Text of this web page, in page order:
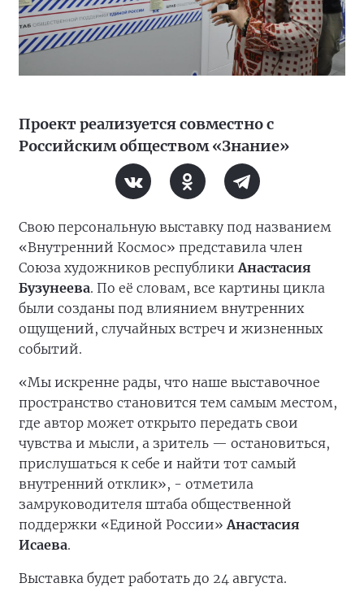
Проект реализуется совместно с
Российским обществом «Знание»
Свою персональную выставку под названием
«Внутренний Космос» представила член
Союза художников республики Анастасия
Бузунеева. По её словам, все картины цикла
были созданы под влиянием внутренних
ощущений, случайных встреч и жизненных
событий.
«Мы искренне рады, что наше выставочное
пространство становится тем самым местом,
где автор может открыто передать свои
чувства и мысли, а зритель — остановиться,
прислушаться к себе и найти тот самый
внутренний отклик», - отметила
замруководителя штаба общественной
поддержки «Единой России»Анастасия
Исаева.
Выставка будет работать до 24 августа.